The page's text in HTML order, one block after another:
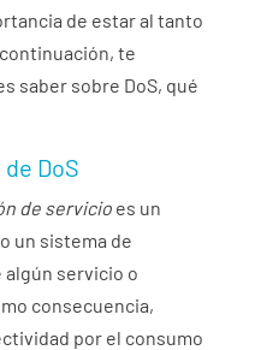
de estar al tanto
te
saber sobre DoS, qué
DoS
de servicioes un
un sistema de
algún servicio o
consecuencia,
por el consumo